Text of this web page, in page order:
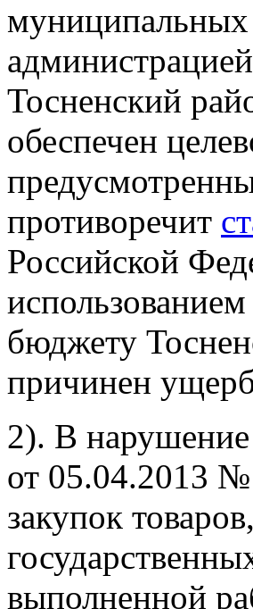
Тосненский
обеспечен
противоречит
Российской
бюджету
причинен
2). В нарушение
от 05.04.2013
закупок
выполненной